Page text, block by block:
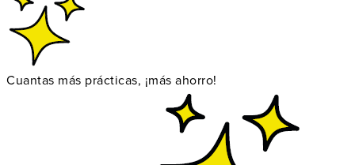
Cuantas más prácticas, ¡más ahorro!